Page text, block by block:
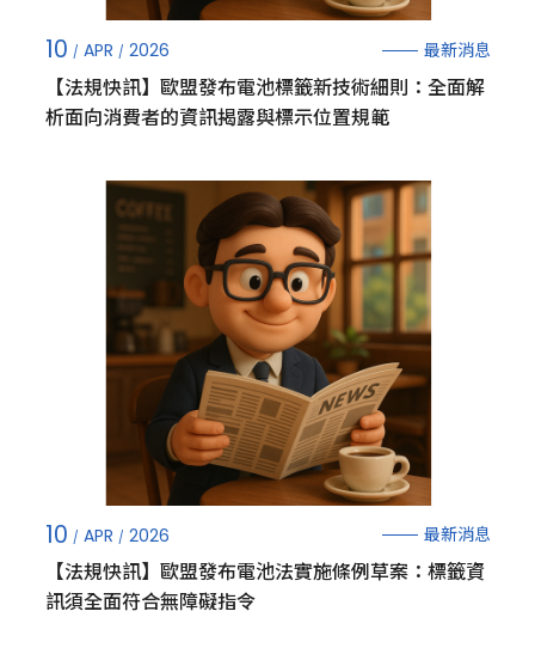
10 APR 2026 最新消息
【法規快訊】歐盟發布電池標籤新技術細則：全面解
析面向消費者的資訊揭露與標示位置規範
10 APR 2026 最新消息
【法規快訊】歐盟發布電池法實施條例草案：標籤資
訊須全面符合無障礙指令